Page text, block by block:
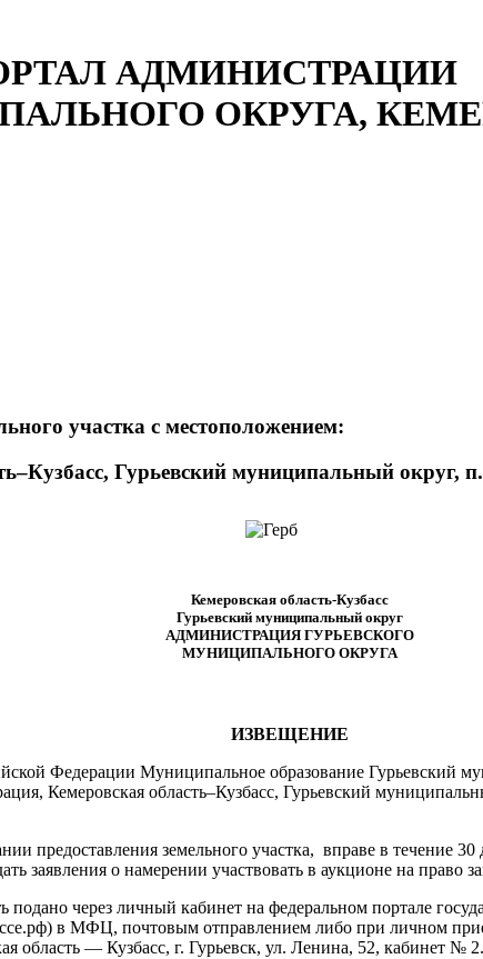
АДМИНИСТРАЦИИ
ОКРУГА,
участка с местоположением:
Гурьевский муниципальный округ,
Кемеровская область-Кузбасс
Гурьевский муниципальный округ
АДМИНИСТРАЦИЯ ГУРЬЕВСКОГО
МУНИЦИПАЛЬНОГО ОКРУГА
ИЗВЕЩЕНИЕ
Федерации Муниципальное образование Гурьевский
Кемеровская область–Кузбасс, Гурьевский
предоставления земельного участка, вправе в течение
заявления о намерении участвовать в аукционе на право
подано через личный кабинет на федеральном портале
в МФЦ, почтовым отправлением либо при личном
область — Кузбасс, г. Гурьевск, ул. Ленина, 52, кабинет № 2.